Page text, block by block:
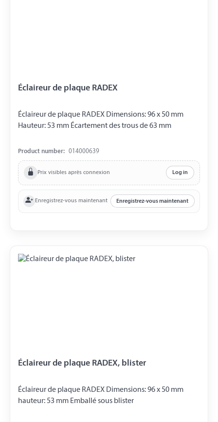
Éclaireur de plaque RADEX
Éclaireur de plaque RADEX Dimensions: 96 x 50 mm
Hauteur: 53 mm Écartement des trous de 63 mm
Product number: 014000639
Prix visibles après connexion Log in
Enregistrez-vous maintenant Enregistrez-vous maintenant
Éclaireur de plaque RADEX, blister
Éclaireur de plaque RADEX Dimensions: 96 x 50 mm
hauteur: 53 mm Emballé sous blister